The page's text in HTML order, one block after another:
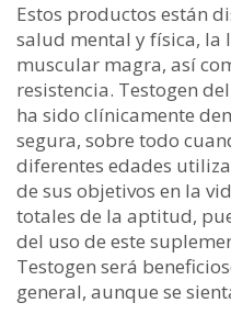
Estos productos están
salud mental y física, la
muscular magra, así
resistencia. Testogen
ha sido clínicamente
segura, sobre todo
diferentes edades
de sus objetivos en la
totales de la aptitud,
del uso de este
Testogen será
general, aunque se